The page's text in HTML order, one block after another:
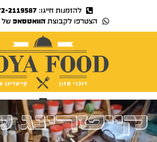
להזמנות חייגו:2119587
הצטרפו לקבוצתהוואטסאפ של